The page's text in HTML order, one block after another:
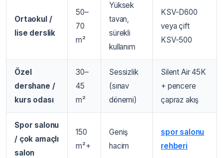
Ortaokul /
lise derslik
50–
70
m²
Yüksek
tavan,
sürekli
kullanım
KSV-D600
veya çift
KSV-500
Özel
dershane /
kurs odası
30–
45
m²
Sessizlik
(sınav
dönemi)
Silent Air 45K
+ pencere
çapraz akış
Spor salonu
/ çok amaçlı
salon
150
m²+
Geniş
hacim
spor salonu
rehberi